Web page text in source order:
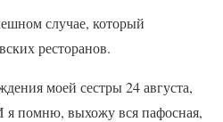
случае, который
ресторанов.
моей сестры 24 августа,
помню, выхожу вся пафосная,